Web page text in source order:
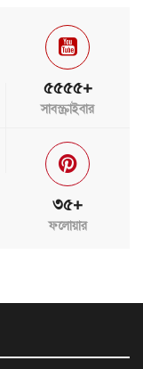
৫৫৫৫+
সাবস্ক্রাইবার
৩৫+
ফলোয়ার